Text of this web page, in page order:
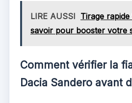
LIRE AUSSI Tirage
savoir pour booster votre
Comment vérifier la
Dacia Sandero avant